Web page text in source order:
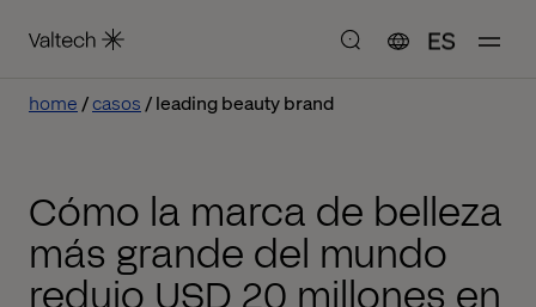
ES
home casos leading beauty brand
Cómo la marca de belleza
más grande del mundo